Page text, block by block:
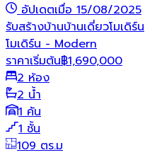
อัปเดตเมื่อ 15/08/2025
รับสร้างบ้านบ้านเดี่ยวโมเดิร์น
โมเดิร์น - Modern
ราคาเริ่มต้น฿1,690,000
2 ห้อง
2 น้ำ
1 คัน
1 ชั้น
109 ตร.ม